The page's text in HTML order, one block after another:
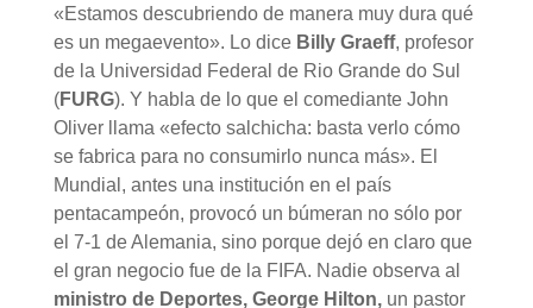
«Estamos descubriendo de manera muy dura qué
es un megaevento». Lo dice Billy Graeff, profesor
de la Universidad Federal de Rio Grande do Sul
(FURG). Y habla de lo que el comediante John
Oliver llama «efecto salchicha: basta verlo cómo
se fabrica para no consumirlo nunca más». El
Mundial, antes una institución en el país
pentacampeón, provocó un búmeran no sólo por
el 7-1 de Alemania, sino porque dejó en claro que
el gran negocio fue de la FIFA. Nadie observa al
ministro de Deportes, George Hilton,un pastor